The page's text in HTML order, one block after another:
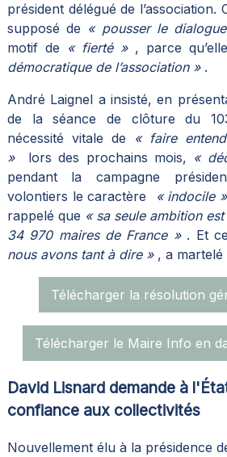
président délégué de l’association.
supposé de « pousser le
motif de « fierté » , parce
démocratique de l’association » .
André Laignel a insisté, en
de la séance de clôture du
nécessité vitale de
« faire
»
lors des prochains mois, «
pendant la campagne
volontiers le caractère
« indocile »
rappelé que « sa seule ambition
34 970 maires de France » . Et
nous avons tant à dire » , a martelé
Télécharger la résolution
Télécharger le Maire Info en
David Lisnard demande à
confiance aux collectivités
Nouvellement élu à la présidence